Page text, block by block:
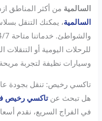
السالمية من أكثر المناطق
السالمية، يمكنك التنقل
للرحلات اليومية أو
وسيارات نظيفة لتجربة
تاكسي رخيص: تنقل بجودة
هل تبحث عنتاكسي رخيص
في الفراج السريع، نقدم